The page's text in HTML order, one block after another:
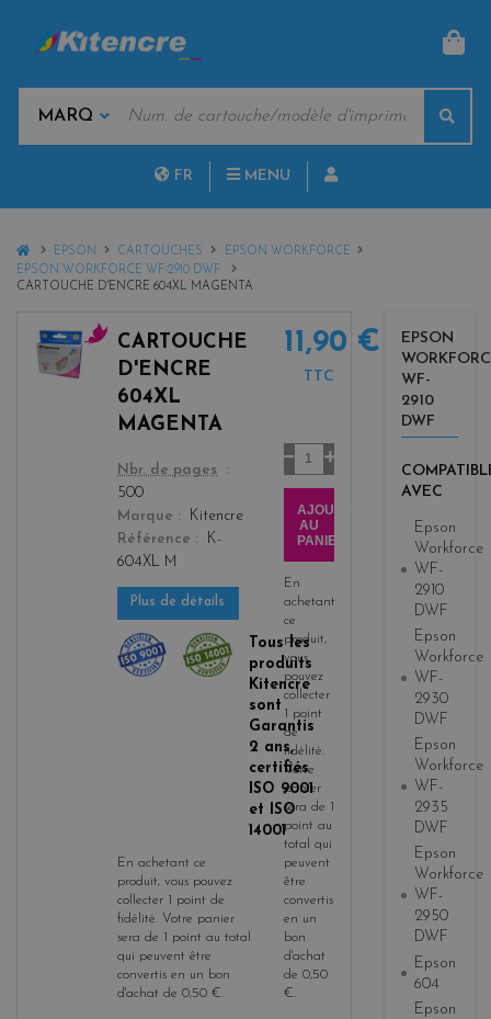
MARQUES
CLÉS
FR MENU
HOMEEPSON CARTOUCHES
EPSON WORKFORCE
EPSON WORKFORCE WF-2910 DWF
CARTOUCHE D'ENCRE 604XL MAGENTA
CARTOUCHE
D'ENCRE
604XL
MAGENTA
color
Nbr. de pages
500
Marque
Kitencre
Référence
K-
604XL M
Plus de détails
Tous les
produits
Kitencre
sont
Garantis
2 ans,
certifiés
ISO 9001
et ISO
14001
En achetant ce
produit, vous pouvez
collecter 1 point de
fidélité. Votre panier
sera de 1 point au total
qui peuvent être
convertis en un bon
d'achat de 0,50 €.
11,90 €
TTC
Quantité
AJOUTER
AU
PANIER
En
achetant
ce
produit,
vous
pouvez
collecter
1 point
de
fidélité.
Votre
panier
sera de 1
point au
total qui
peuvent
être
convertis
en un
bon
d'achat
de 0,50
€.
EPSON
WF-
2910
DWF
AVEC
Epson
Workforce
WF-
2910
DWF
Epson
Workforce
WF-
2930
DWF
Epson
Workforce
WF-
2935
DWF
Epson
Workforce
WF-
2950
DWF
Epson
604
Epson